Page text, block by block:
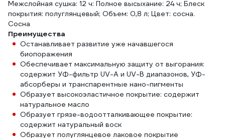
Межслойная сушка: 12 ч: Полное высыхание: 24 ч; Блеск
покрытия: полуглянцевый; Объем: 0,8 л; Цвет: сосна.
Сосна
Преимущества
Останавливает развитие уже начавшегося
биопоражения
Обеспечивает максимальную защиту от выгорания:
содержит УФ-фильтр UV-A и UV-B диапазонов, УФ-
абсорберы и транспарентные нано-пигменты
Образует высокоэластичное покрытие: содержит
натуральное масло
Образует грязе-водоотталкивающее покрытие:
содержит натуральный воск
Образует полуглянцевое лаковое покрытие